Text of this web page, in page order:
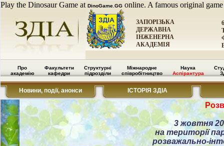
Play the Dinosaur Game at DinoGame.GG online. A famous original
ЗАПОРІЗЬКА
ДЕРЖАВНА
ІНЖЕНЕРНА
АКАДЕМІЯ
Про
академію
Факультети
кафедри
Структурні
підрозділи
Міжнародне
співробітництво
Наука
Аспірантура
Новини, події, анонси ІСТОРІЯ ЗДІА
3 жовтня
на території
розважально-